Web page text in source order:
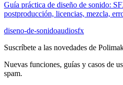
Guía práctica de diseño de sonido:
postproducción, licencias, mezcla,
diseno-de-sonidoaudiosfx
Suscríbete a las novedades de
Nuevas funciones, guías y casos de
spam.